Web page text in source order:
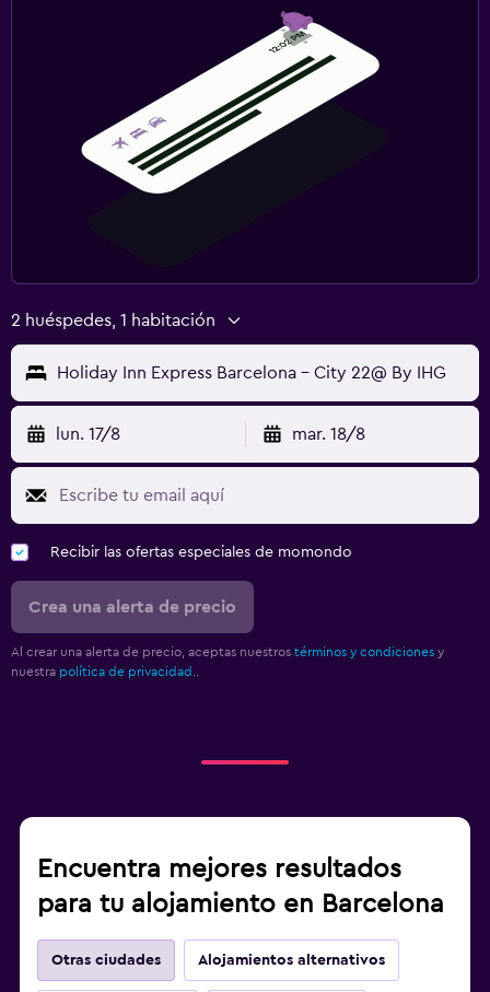
2 huéspedes, 1 habitación
Holiday Inn Express Barcelona - City 22@ By IHG
lun. 17/8 mar. 18/8
Recibir las ofertas especiales de momondo
Crea una alerta de precio
Al crear una alerta de precio, aceptas nuestros términos y condiciones y
nuestra política de privacidad.
Encuentra mejores resultados
para tu alojamiento en Barcelona
Otras ciudades Alojamientos alternativos